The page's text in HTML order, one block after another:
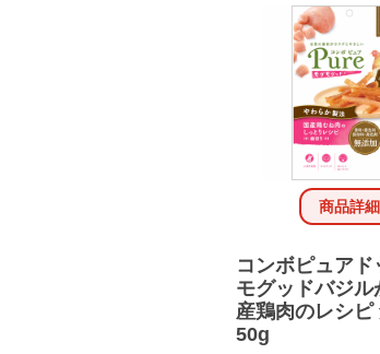
商品詳細
コンボピュアド
モグッドバジル
産鶏肉のレシピ
50g